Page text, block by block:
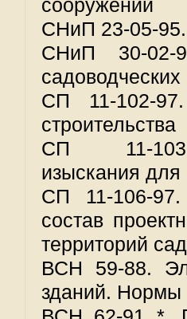
сооружений
СНиП 23-05-95.
СНиП 30-02-
СП 11-102-97.
строительства
СП 11-103-
изыскания для
СП 11-106-97.
состав
территорий
ВСН 59-88.
зданий. Нормы